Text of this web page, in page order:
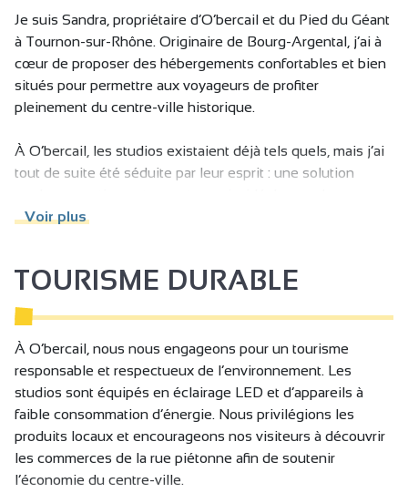
Je suis Sandra, propriétaire d’O’bercail et du Pied du Géant
à Tournon-sur-Rhône. Originaire de Bourg-Argental, j’ai à
cœur de proposer des hébergements confortables et bien
situés pour permettre aux voyageurs de profiter
pleinement du centre-ville historique.
À O’bercail, les studios existaient déjà tels quels, mais j’ai
tout de suite été séduite par leur esprit : une solution
voyageurs qui souhaitent être indépendants. C’est une
Même si les studios sont pensés pour être autonomes, je
reste très attachée à l’accueil personnalisé. Je prends le
temps de recevoir les voyageurs, de leur expliquer le
fonctionnement du logement, de leur donner des conseils,
des bonnes adresses et toutes les informations utiles pour
garantir un séjour agréable. J’aime faire découvrir Tournon
et contribuer à ce que chacun reparte avec une belle
expérience du territoire.
Voir plus
TOURISME DURABLE
À O’bercail, nous nous engageons pour un tourisme
responsable et respectueux de l’environnement. Les
studios sont équipés en éclairage LED et d’appareils à
faible consommation d’énergie. Nous privilégions les
produits locaux et encourageons nos visiteurs à découvrir
les commerces de la rue piétonne afin de soutenir
l’économie du centre-ville.